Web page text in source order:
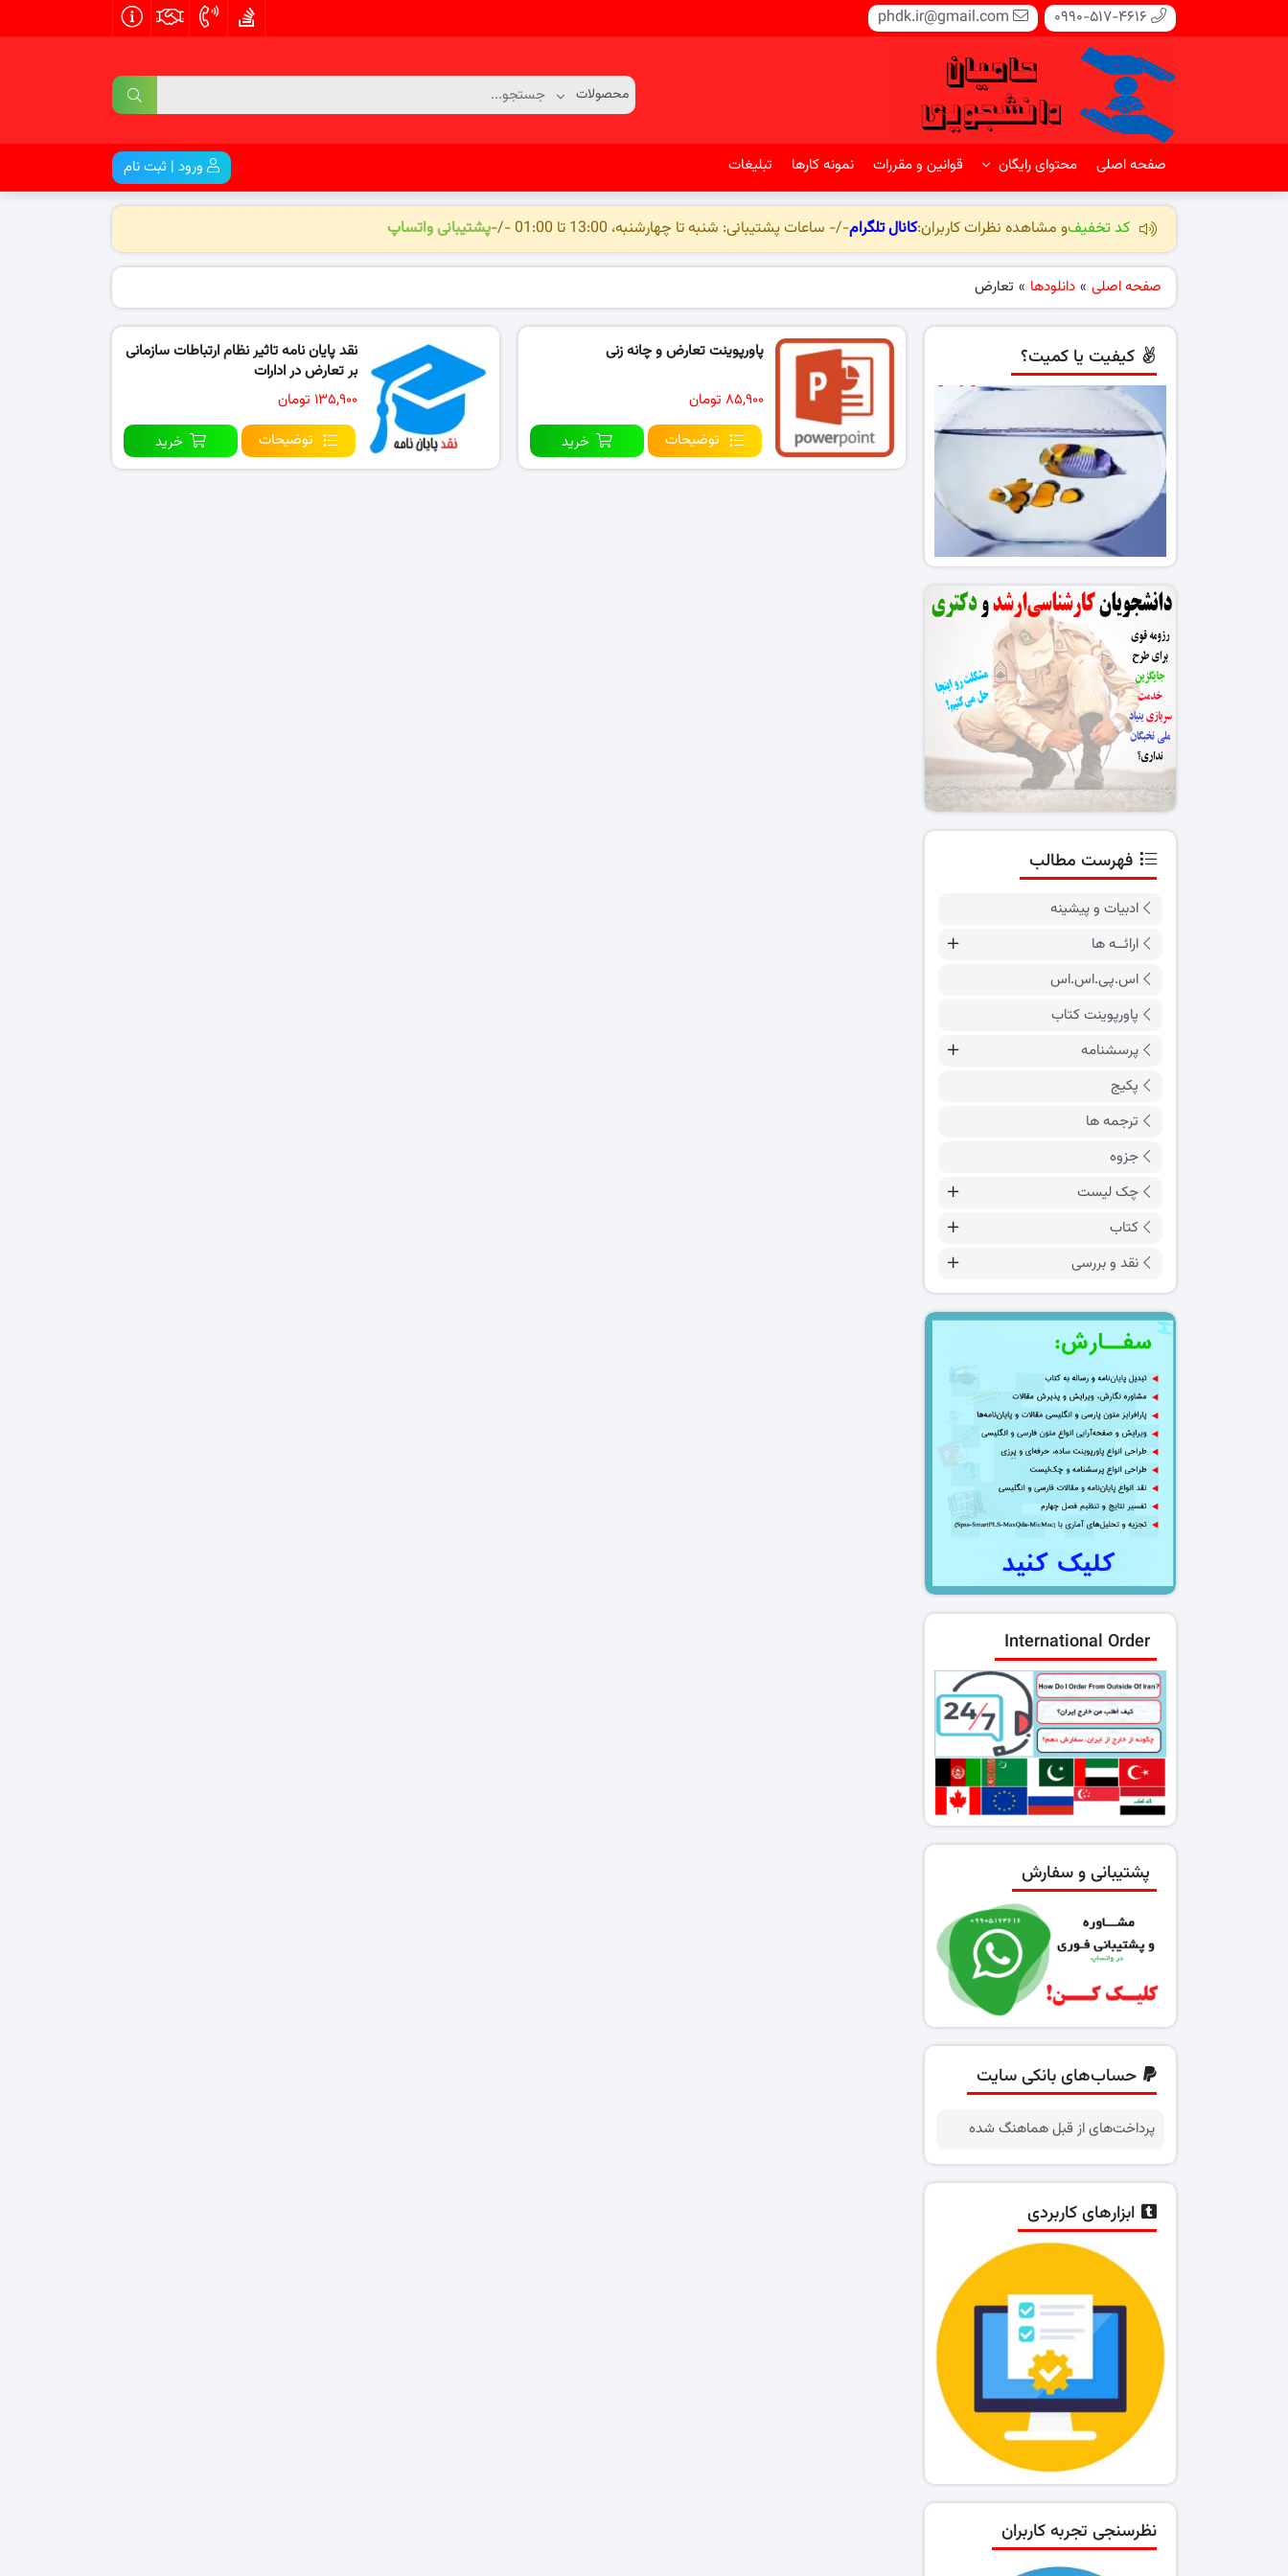
0990-517-4616
phdk.ir@gmail.com
صفحه اصلی محتوای رایگان قوانین و مقررات نمونه کارها تبلیغات ورود | ثبت نام
کد تخفیفو مشاهده نظرات کاربران:کانال تلگرام-/- ساعات پشتیبانی: شنبه تا چهارشنبه، 13:00 تا 01:00 -/- پشتیبانی واتساپ
صفحه اصلی » دانلودها » تعارض
پاورپوینت تعارض و چانه زنی
۸۵,۹۰۰ تومان
توضیحات
خرید
نقد پایان نامه تاثیر نظام ارتباطات سازمانی
بر تعارض در ادارات
۱۳۵,۹۰۰ تومان
توضیحات
خرید
کیفیت یا کمیت؟
فهرست مطالب
ادبیات و پیشینه
ارائــه ها
اس.پی.اس.اس
پاورپوینت کتاب
پرسشنامه
پکیج
ترجمه ها
جزوه
چک لیست
کتاب
نقد و بررسی
International Order
پشتیبانی و سفارش
حساب‌های بانکی سایت
پرداخت‌های از قبل هماهنگ شده
ابزارهای کاربردی
نظرسنجی تجربه کاربران